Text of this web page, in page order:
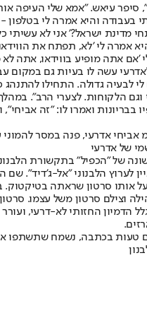
סיפר עיאש. "אמא שלי העיפה
בעבודה והיא אמרה לי בטלפון
מדינת ישראל?' אני לא עשיתי
אמרה לי 'לא, תפתח את
'אם אתה מופיע בווידאו, אתה
עשה לו בעיות גם במקום
לבעיה גדולה. התחילו להתנהג
הלקוחות. לצערי הרב".
בבריונות ואמרו לו: "זה אביחי",
אדרעי, פנה במסר להמוני
של אדרעי
של "הכפיל" בתקשורת
לערוץ הלבנוני "אל-ג'דיד".
אותו סרטון שראתה בטיקטוק.
וצילם סרטון משל עצמו.
הדמיון החזותי לא-דרעי,
טעות בכתבה, נשמח שתשתפו